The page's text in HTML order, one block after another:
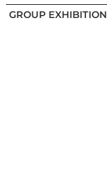
GROUP EXHIBITION